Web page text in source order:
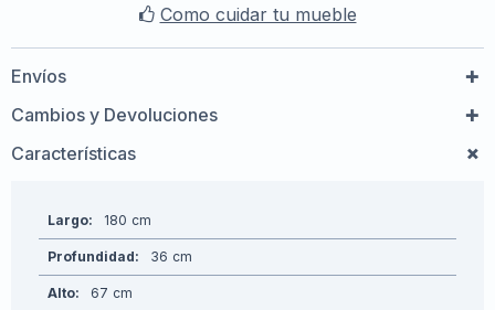
Como cuidar tu mueble
Envíos
Cambios y Devoluciones
Características
Largo 180
Profundidad 36
Alto 67